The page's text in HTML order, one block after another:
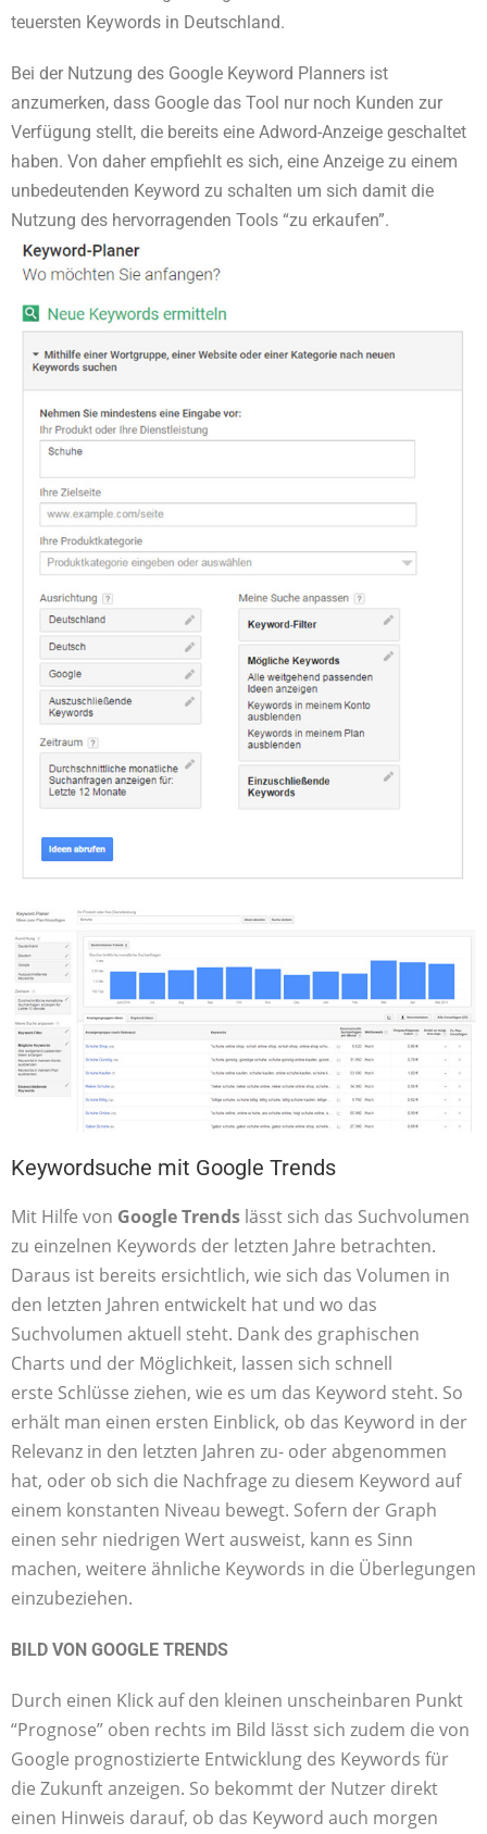
teuersten Keywords in Deutschland.
Bei der Nutzung des Google Keyword Planners ist
anzumerken, dass Google das Tool nur noch Kunden zur
Verfügung stellt, die bereits eine Adword-Anzeige geschaltet
haben. Von daher empfiehlt es sich, eine Anzeige zu einem
unbedeutenden Keyword zu schalten um sich damit die
Nutzung des hervorragenden Tools “zu erkaufen”.
Keywordsuche mit Google Trends
Mit Hilfe von Google Trends lässt sich das Suchvolumen
zu einzelnen Keywords der letzten Jahre betrachten.
Daraus ist bereits ersichtlich, wie sich das Volumen in
den letzten Jahren entwickelt hat und wo das
Suchvolumen aktuell steht. Dank des graphischen
Charts und der Möglichkeit, lassen sich schnell
erste Schlüsse ziehen, wie es um das Keyword steht. So
erhält man einen ersten Einblick, ob das Keyword in der
Relevanz in den letzten Jahren zu- oder abgenommen
hat, oder ob sich die Nachfrage zu diesem Keyword auf
einem konstanten Niveau bewegt. Sofern der Graph
einen sehr niedrigen Wert ausweist, kann es Sinn
machen, weitere ähnliche Keywords in die Überlegungen
einzubeziehen.
BILD VON GOOGLE TRENDS
Durch einen Klick auf den kleinen unscheinbaren Punkt
“Prognose” oben rechts im Bild lässt sich zudem die von
Google prognostizierte Entwicklung des Keywords für
die Zukunft anzeigen. So bekommt der Nutzer direkt
einen Hinweis darauf, ob das Keyword auch morgen